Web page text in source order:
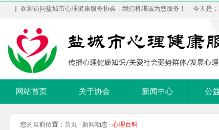
|| 欢迎访问盐城市心理健康服务协会，我们将竭诚为您服务！ 今天是：
网站首页 关于协会 新闻中心 公
您的当前位置： 首页 - 新闻动态 - 心理百科